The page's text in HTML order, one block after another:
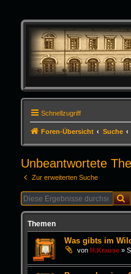
Schnellzugriff
Foren-Übersicht Suche
Unbeantwortete
Zur erweiterten Suche
Themen
Was gibts im
von H.Krause»